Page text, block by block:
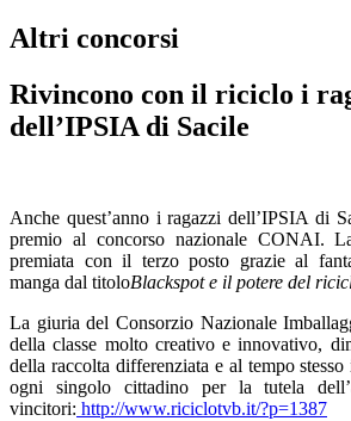
Altri concorsi
Rivincono con il riciclo i
dell’IPSIA di Sacile
Anche quest’anno i ragazzi dell’IPSIA di
premio al concorso nazionale CONAI.
premiata con il terzo posto grazie al
manga dal titoloBlackspot e il potere del
La giuria del Consorzio Nazionale
della classe molto creativo e innovativo,
della raccolta differenziata e al tempo
ogni singolo cittadino per la tutela
vincitori: http://www.riciclotvb.it/?p=1387